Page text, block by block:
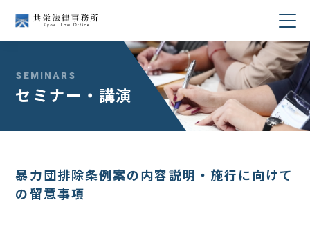
業務分野
セミナー・講演
SEMINARS
セミナー・講演
暴力団排除条例案の内容説明・施行に向けて
の留意事項